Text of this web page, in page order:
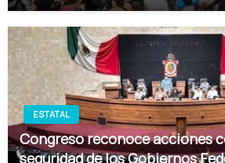
ESTATAL
Congreso reconoce acciones
seguridad de los Gobiernos